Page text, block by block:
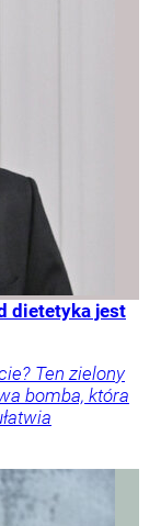
dietetyka jest
Ten zielony
bomba, która